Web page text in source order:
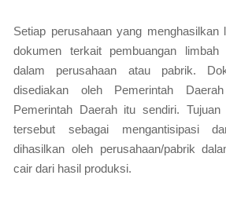
Setiap perusahaan yang menghasilkan
dokumen terkait pembuangan
dalam perusahaan atau pabrik.
disediakan oleh Pemerintah
Pemerintah Daerah itu sendiri. Tujuan
tersebut sebagai mengantisipasi
dihasilkan oleh perusahaan/pabrik
cair dari hasil produksi.